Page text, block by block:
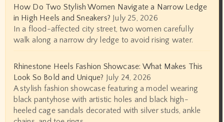
How Do Two Stylish Women Navigate a Narrow Ledge
in High Heels and Sneakers? July 25, 2026
In a flood-affected city street, two women carefully
walk along a narrow dry ledge to avoid rising water.
Rhinestone Heels Fashion Showcase: What Makes This
Look So Bold and Unique? July 24, 2026
A stylish fashion showcase featuring a model wearing
black pantyhose with artistic holes and black high-
heeled cage sandals decorated with silver studs, ankle